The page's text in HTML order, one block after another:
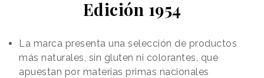
Edición 1954
La marca presenta una selección de productos
más naturales, sin gluten ni colorantes, que
apuestan por materias primas nacionales